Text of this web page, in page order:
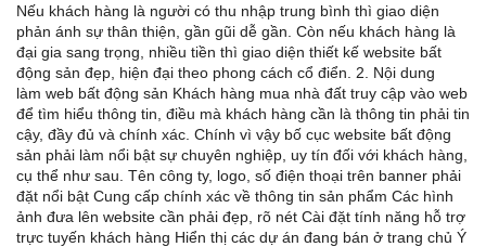
Nếu khách hàng là người có thu nhập trung bình thì giao diện
phản ánh sự thân thiện, gần gũi dễ gần. Còn nếu khách hàng là
đại gia sang trọng, nhiều tiền thì giao diện thiết kế website bất
động sản đẹp, hiện đại theo phong cách cổ điển. 2. Nội dung
làm web bất động sản Khách hàng mua nhà đất truy cập vào web
để tìm hiểu thông tin, điều mà khách hàng cần là thông tin phải tin
cậy, đầy đủ và chính xác. Chính vì vậy bố cục website bất động
sản phải làm nổi bật sự chuyên nghiệp, uy tín đối với khách hàng,
cụ thể như sau. Tên công ty, logo, số điện thoại trên banner phải
đặt nổi bật Cung cấp chính xác về thông tin sản phẩm Các hình
ảnh đưa lên website cần phải đẹp, rõ nét Cài đặt tính năng hỗ trợ
trực tuyến khách hàng Hiển thị các dự án đang bán ở trang chủ Ý